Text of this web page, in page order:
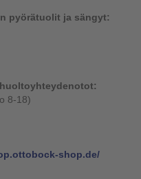
pyörätuolit ja sängyt:
8-18)
shop.de/